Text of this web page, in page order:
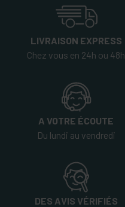
LIVRAISON EXPRESS
Chez vous en 24h ou 48h
A VOTRE ÉCOUTE
Du lundi au vendredi
DES AVIS VÉRIFIÉS